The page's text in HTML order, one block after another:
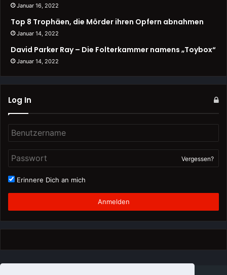
Januar 16, 2022
Top 8 Trophäen, die Mörder ihren Opfern abnahmen
Januar 14, 2022
David Parker Ray – Die Folterkammer namens „Toybox“
Januar 14, 2022
Log In
Vergessen?
Erinnere Dich an mich
Anmelden